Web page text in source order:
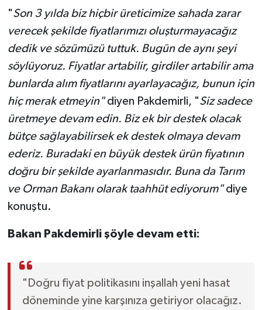
"Son 3 yılda biz hiçbir üreticimize sahada zarar
verecek şekilde fiyatlarımızı oluşturmayacağız
dedik ve sözümüzü tuttuk. Bugün de aynı şeyi
söylüyoruz. Fiyatlar artabilir, girdiler artabilir ama
bunlarda alım fiyatlarını ayarlayacağız, bunun için
hiç merak etmeyin" diyen Pakdemirli, "Siz sadece
üretmeye devam edin. Biz ek bir destek olacak
bütçe sağlayabilirsek ek destek olmaya devam
ederiz. Buradaki en büyük destek ürün fiyatının
doğru bir şekilde ayarlanmasıdır. Buna da Tarım
ve Orman Bakanı olarak taahhüt ediyorum"diye
konuştu.
Bakan Pakdemirli şöyle devam etti:
"Doğru fiyat politikasını inşallah yeni hasat
döneminde yine karşınıza getiriyor olacağız.